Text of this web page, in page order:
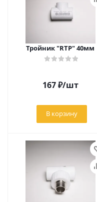
Тройник "RTP" 40мм
167₽/шт
В корзину